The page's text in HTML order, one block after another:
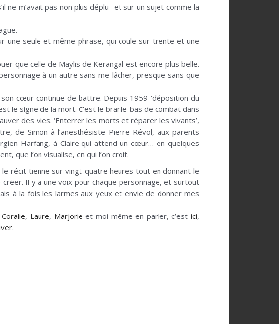
ne m’avait pas non plus déplu- et sur un sujet comme la
une seule et même phrase, qui coule sur trente et une
que celle de Maylis de Kerangal est encore plus belle.
à un autre sans me lâcher, presque sans que
cœur continue de battre. Depuis 1959-‘déposition du
le signe de la mort. C’est le branle-bas de combat dans
des vies. ‘Enterrer les morts et réparer les vivants’,
de Simon à l’anesthésiste Pierre Révol, aux parents
Harfang, à Claire qui attend un cœur… en quelques
que l’on visualise, en qui l’on croit.
récit tienne sur vingt-quatre heures tout en donnant le
Il y a une voix pour chaque personnage, et surtout
à la fois les larmes aux yeux et envie de donner mes
Coralie, Laure, Marjorie et moi-même en parler, c’estici,
.